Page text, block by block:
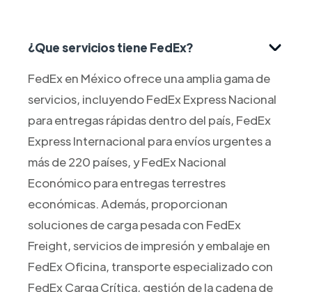
¿Que servicios tiene FedEx?
FedEx en México ofrece una amplia gama de
servicios, incluyendo FedEx Express Nacional
para entregas rápidas dentro del país, FedEx
Express Internacional para envíos urgentes a
más de 220 países, y FedEx Nacional
Económico para entregas terrestres
económicas. Además, proporcionan
soluciones de carga pesada con FedEx
Freight, servicios de impresión y embalaje en
FedEx Oficina, transporte especializado con
FedEx Carga Crítica, gestión de la cadena de